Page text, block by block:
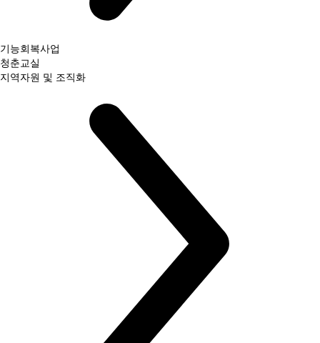
기능회복사업
청춘교실
지역자원 및 조직화